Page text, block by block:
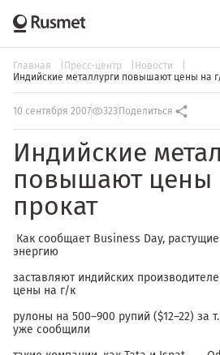
Главная Пресс-центр
Новости
Индийские металлурги повышают цены на
10 сентября 2007 323 Поделиться
Индийские
повышают цены
прокат
Как сообщает Business Day,
энергию
заставляют индийских
цены на г/к
рулоны на 500–900 рупий ($12–22) за
уже сообщили